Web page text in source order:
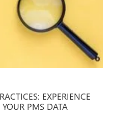
EXPERIENCE
PMS DATA